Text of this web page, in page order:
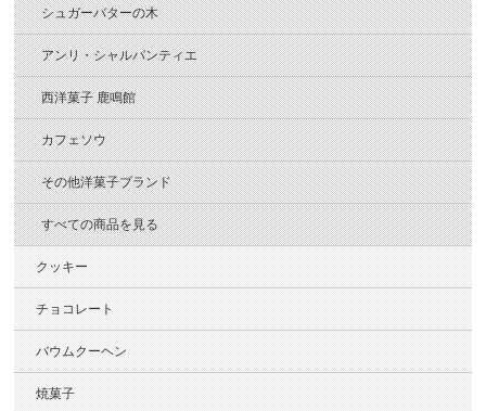
シュガーバターの木
アンリ・シャルパンティエ
西洋菓子 鹿鳴館
カフェソウ
その他洋菓子ブランド
すべての商品を見る
クッキー
チョコレート
バウムクーヘン
焼菓子